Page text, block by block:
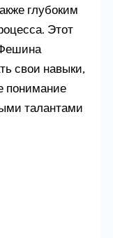
глубоким
Этот
свои навыки,
понимание
талантами